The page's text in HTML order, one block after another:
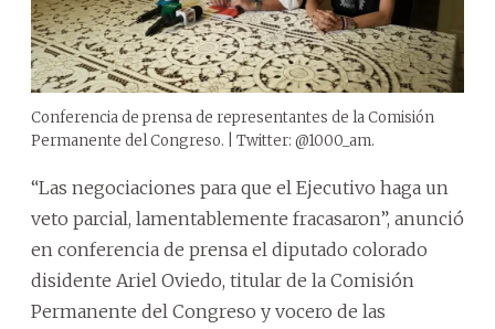
Conferencia de prensa de representantes de la Comisión
Permanente del Congreso. | Twitter: @1000_am.
“Las negociaciones para que el Ejecutivo haga un
veto parcial, lamentablemente fracasaron”, anunció
en conferencia de prensa el diputado colorado
disidente Ariel Oviedo, titular de la Comisión
Permanente del Congreso y vocero de las